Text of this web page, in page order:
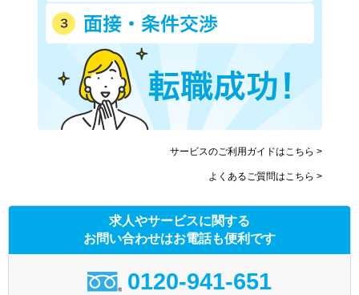
サービスのご利用ガイドはこちら >
よくあるご質問はこちら >
求人やサービスに関する
お問い合わせはお電話も便利です
0120-941-651